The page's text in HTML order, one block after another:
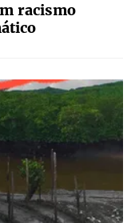
racismo